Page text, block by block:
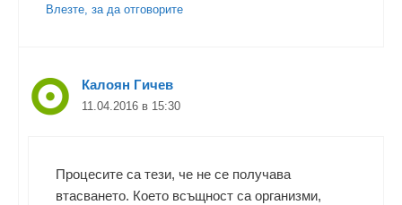
Влезте, за да отговорите
Калоян Гичев
11.04.2016 в 15:30
Процесите са тези, че не се получава
втасването. Което всъщност са организми,